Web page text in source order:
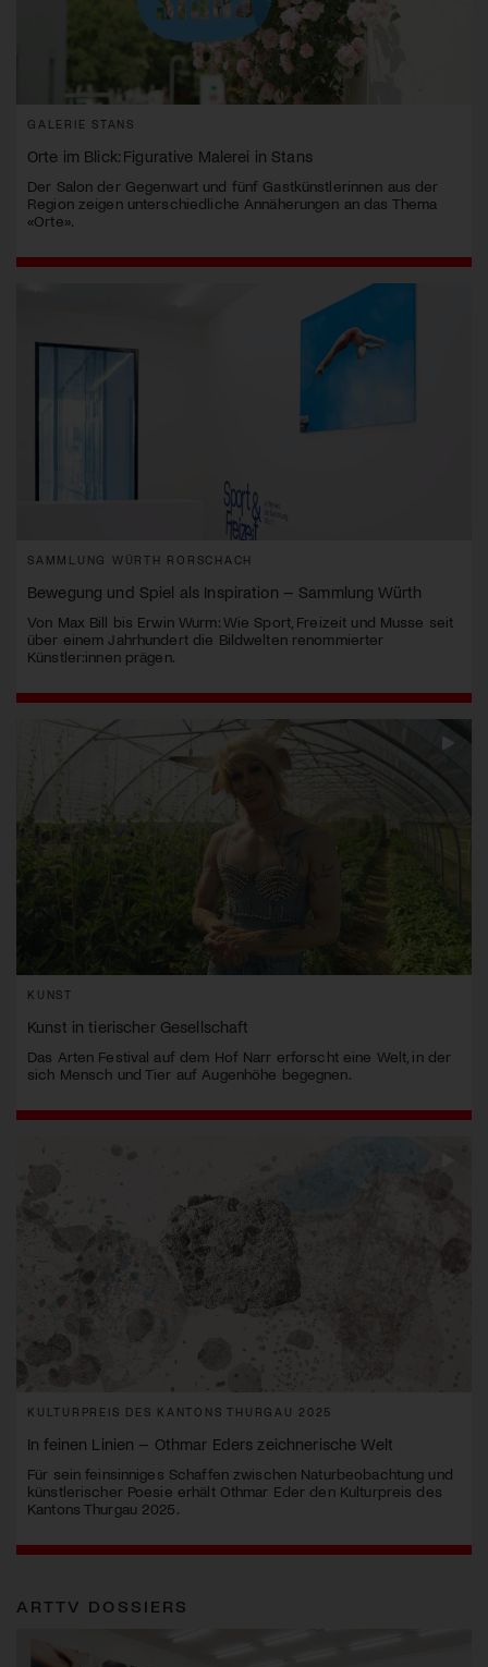
GALERIE STANS
Orte im Blick: Figurative Malerei in Stans
Der Salon der Gegenwart und fünf Gastkünstlerinnen aus der
Region zeigen unterschiedliche Annäherungen an das Thema
«Orte».
SAMMLUNG WÜRTH RORSCHACH
Bewegung und Spiel als Inspiration – Sammlung Würth
Von Max Bill bis Erwin Wurm: Wie Sport, Freizeit und Musse seit
über einem Jahrhundert die Bildwelten renommierter
Künstler:innen prägen.
KUNST
Kunst in tierischer Gesellschaft
Das Arten Festival auf dem Hof Narr erforscht eine Welt, in der
sich Mensch und Tier auf Augenhöhe begegnen.
KULTURPREIS DES KANTONS THURGAU 2025
In feinen Linien – Othmar Eders zeichnerische Welt
Für sein feinsinniges Schaffen zwischen Naturbeobachtung und
künstlerischer Poesie erhält Othmar Eder den Kulturpreis des
Kantons Thurgau 2025.
ARTTV DOSSIERS